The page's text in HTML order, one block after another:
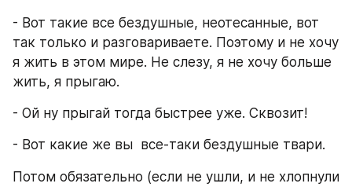
- Вот такие все бездушные, неотесанные, вот
так только и разговариваете. Поэтому и не хочу
я жить в этом мире. Не слезу, я не хочу больше
жить, я прыгаю.
- Ой ну прыгай тогда быстрее уже. Сквозит!
- Вот какие же вы  все-таки бездушные твари.
Потом обязательно (если не ушли, и не хлопнули